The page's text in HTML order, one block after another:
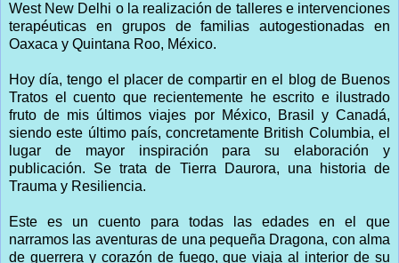
West New Delhi o la realización de talleres e intervenciones
terapéuticas en grupos de familias autogestionadas en
Oaxaca y Quintana Roo, México.
Hoy día, tengo el placer de compartir en el blog de Buenos
Tratos el cuento que recientemente he escrito e ilustrado
fruto de mis últimos viajes por México, Brasil y Canadá,
siendo este último país, concretamente British Columbia, el
lugar de mayor inspiración para su elaboración y
publicación. Se trata de Tierra Daurora, una historia de
Trauma y Resiliencia.
Este es un cuento para todas las edades en el que
narramos las aventuras de una pequeña Dragona, con alma
de guerrera y corazón de fuego, que viaja al interior de su